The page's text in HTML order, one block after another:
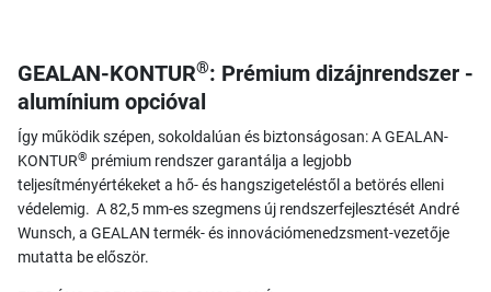
GEALAN-KONTUR®: Prémium dizájnrendszer -
alumínium opcióval
Így működik szépen, sokoldalúan és biztonságosan: A GEALAN-
KONTUR® prémium rendszer garantálja a legjobb
teljesítményértékeket a hő- és hangszigeteléstől a betörés elleni
védelemig. A 82,5 mm-es szegmens új rendszerfejlesztését André
Wunsch, a GEALAN termék- és innovációmenedzsment-vezetője
mutatta be először.